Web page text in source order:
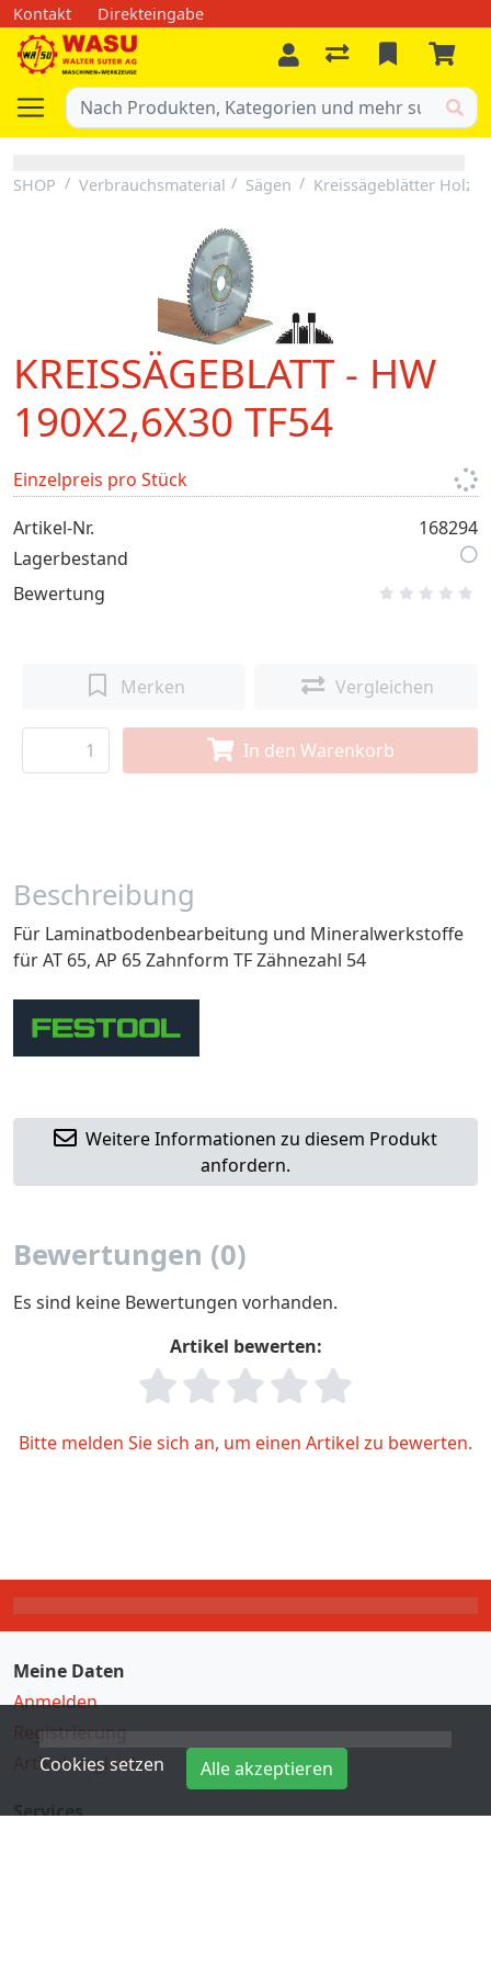
Kontakt Direkteingabe
SHOP Verbrauchsmaterial Sägen Kreissägeblätter Holz
KREISSÄGEBLATT - HW
190X2,6X30 TF54
Einzelpreis pro Stück
Artikel-Nr.
168294
Lagerbestand
Bewertung
Merken Vergleichen
In den Warenkorb
Beschreibung
Für Laminatbodenbearbeitung und Mineralwerkstoffe
für AT 65, AP 65 Zahnform TF Zähnezahl 54
Weitere Informationen zu diesem Produkt
anfordern.
Bewertungen (0)
Es sind keine Bewertungen vorhanden.
Artikel bewerten:
Bitte melden Sie sich an, um einen Artikel zu bewerten.
Meine Daten
Anmelden
Registrierung
Artikelvergleich
Services
Cookies setzen Alle akzeptieren